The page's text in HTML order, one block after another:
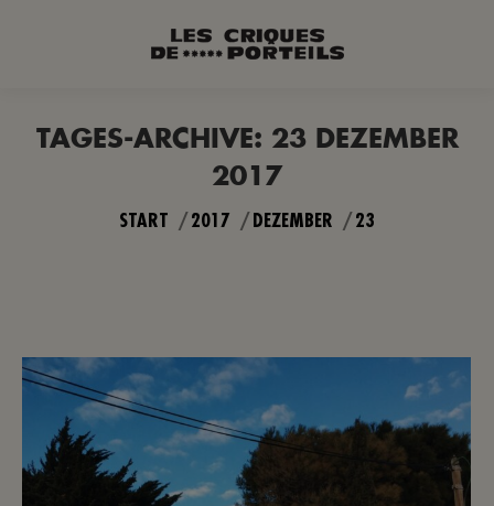
TAGES-ARCHIVE: 23 DEZEMBER
2017
Sie befinden sich hier:
START 2017 DEZEMBER 23